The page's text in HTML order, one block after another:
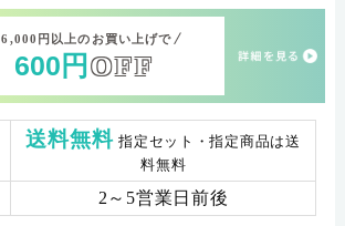
6,000円以上のお買い上げで
600 円 OFF
送料無料 指定セット・指定商品は送
料無料
2～5営業日前後